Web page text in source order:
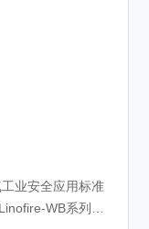
业安全应用标准
WB系列燃